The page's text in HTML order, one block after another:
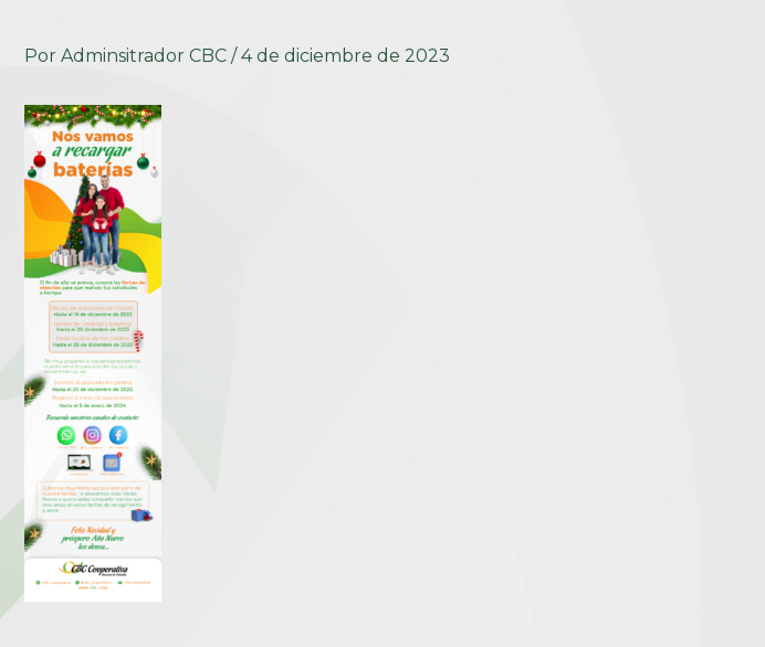
Por Adminsitrador CBC / 4 de diciembre de 2023